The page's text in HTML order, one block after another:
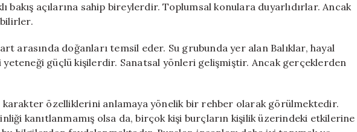
bakış açılarına sahip bireylerdir. Toplumsal konulara duyarlıdırlar. Ancak
arasında doğanları temsil eder. Su grubunda yer alan Balıklar, hayal
yeteneği güçlü kişilerdir. Sanatsal yönleri gelişmiştir. Ancak gerçeklerden
karakter özelliklerini anlamaya yönelik bir rehber olarak görülmektedir.
kanıtlanmamış olsa da, birçok kişi burçların kişilik üzerindeki etkilerine